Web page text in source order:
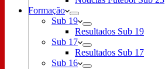
Formação
Sub 19
Resultados Sub 19
Sub 17
Resultados Sub 17
Sub 16